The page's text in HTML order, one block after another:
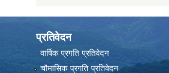
प्रतिवेदन
वार्षिक प्रगति प्रतिवेदन
चौमासिक प्रगति प्रतिवेदन